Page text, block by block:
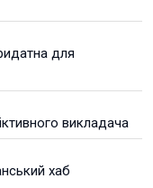
для
викладача
хаб